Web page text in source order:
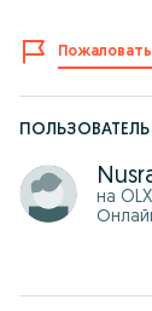
ПОЛЬЗОВАТЕЛЬ
на